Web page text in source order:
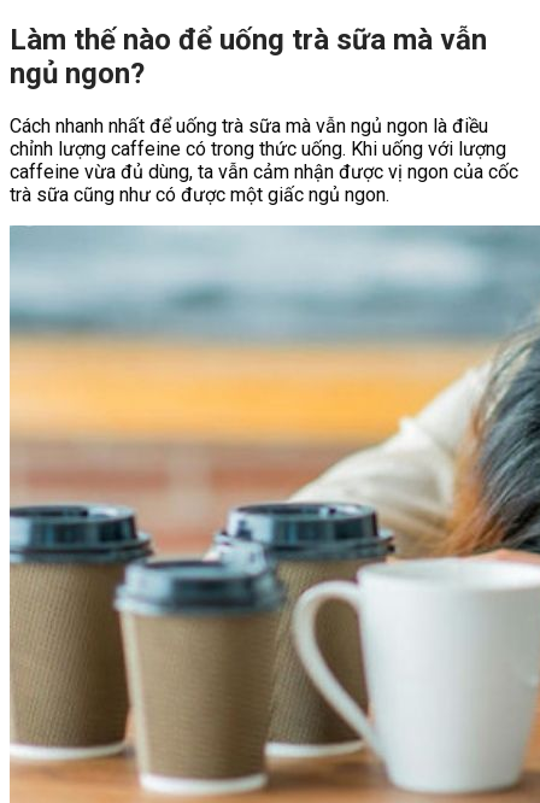
Làm thế nào để uống trà sữa mà vẫn
ngủ ngon?
Cách nhanh nhất để uống trà sữa mà vẫn ngủ ngon là điều
chỉnh lượng caffeine có trong thức uống. Khi uống với lượng
caffeine vừa đủ dùng, ta vẫn cảm nhận được vị ngon của cốc
trà sữa cũng như có được một giấc ngủ ngon.